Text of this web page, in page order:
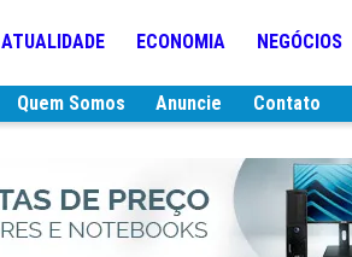
ATUALIDADE ECONOMIA NEGÓCIOS
Quem Somos Anuncie Contato